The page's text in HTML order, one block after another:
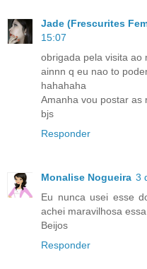
Jade (Frescurites
15:07
obrigada pela visita ao
ainnn q eu nao to
hahahaha
Amanha vou postar as
bjs
Responder
Monalise Nogueira 3
Eu nunca usei esse
achei maravilhosa
Beijos
Responder